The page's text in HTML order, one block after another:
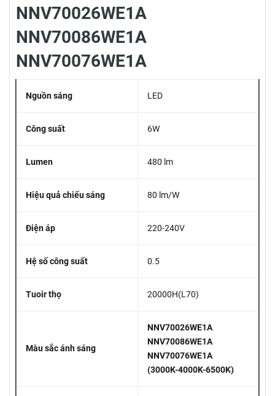
NNV70026WE1A
NNV70086WE1A
NNV70076WE1A
Nguồn sáng LED
Công suất 6W
Lumen 480 lm
Hiệu quả chiếu sáng 80 lm/W
Điện áp 220-240V
Hệ số công suất 0.5
Tuoir thọ 20000H(L70)
Màu sắc ánh sáng
NNV70026WE1A
NNV70086WE1A
NNV70076WE1A
(3000K-4000K-6500K)